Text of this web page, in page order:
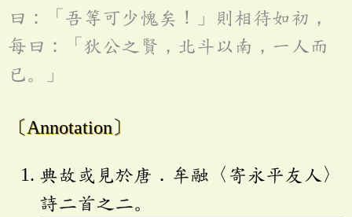
曰：「吾等可少愧矣！」則相待如初，
每曰：「狄公之賢，北斗以南，一人而
已。」
〔Annotation〕
典故或見於唐．牟融〈寄永平友人〉
詩二首之二。